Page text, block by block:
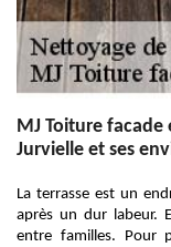
MJ Toiture facade
Jurvielle et ses
La terrasse est un
après un dur labeur.
entre familles. Pour